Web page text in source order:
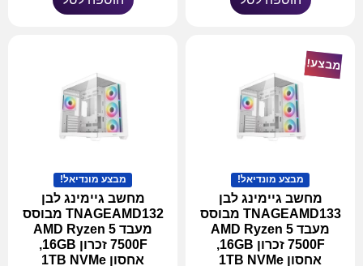
מבצע!
מבצע מונדיאל!
מחשב גיימינג לבן
TNAGEAMD133 מבוסס
מעבד AMD Ryzen 5
7500F זכרון 16GB,
אחסון 1TB NVMe
מבצע מונדיאל!
מחשב גיימינג לבן
TNAGEAMD132 מבוסס
מעבד AMD Ryzen 5
7500F זכרון 16GB,
אחסון 1TB NVMe